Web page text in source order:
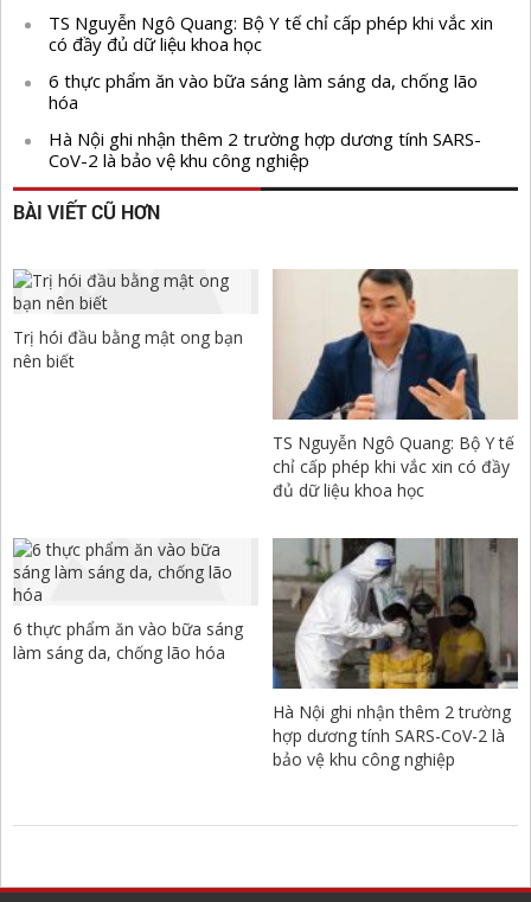
TS Nguyễn Ngô Quang: Bộ Y tế chỉ cấp phép khi vắc xin
có đầy đủ dữ liệu khoa học
6 thực phẩm ăn vào bữa sáng làm sáng da, chống lão
hóa
Hà Nội ghi nhận thêm 2 trường hợp dương tính SARS-
CoV-2 là bảo vệ khu công nghiệp
BÀI VIẾT CŨ HƠN
Trị hói đầu bằng mật ong bạn
nên biết
TS Nguyễn Ngô Quang: Bộ Y tế
chỉ cấp phép khi vắc xin có đầy
đủ dữ liệu khoa học
6 thực phẩm ăn vào bữa sáng
làm sáng da, chống lão hóa
Hà Nội ghi nhận thêm 2 trường
hợp dương tính SARS-CoV-2 là
bảo vệ khu công nghiệp